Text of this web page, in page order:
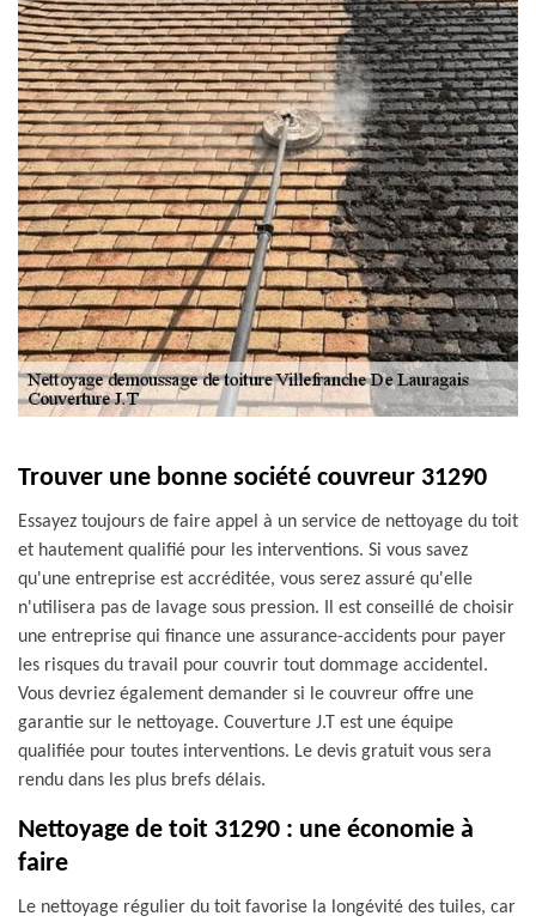
Trouver une bonne société couvreur 31290
Essayez toujours de faire appel à un service de nettoyage du toit
et hautement qualifié pour les interventions. Si vous savez
qu'une entreprise est accréditée, vous serez assuré qu'elle
n'utilisera pas de lavage sous pression. Il est conseillé de choisir
une entreprise qui finance une assurance-accidents pour payer
les risques du travail pour couvrir tout dommage accidentel.
Vous devriez également demander si le couvreur offre une
garantie sur le nettoyage. Couverture J.T est une équipe
qualifiée pour toutes interventions. Le devis gratuit vous sera
rendu dans les plus brefs délais.
Nettoyage de toit 31290 : une économie à
faire
Le nettoyage régulier du toit favorise la longévité des tuiles, car